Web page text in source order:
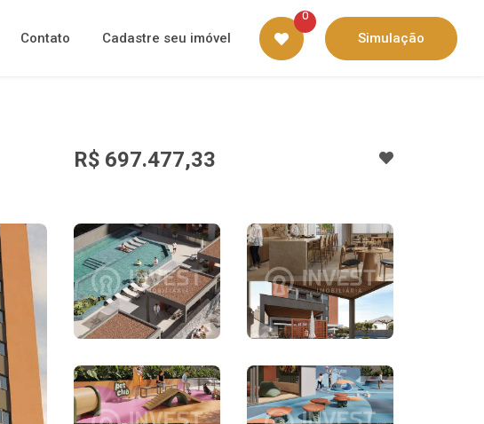
Contato Cadastre seu imóvel
0
Simulação
R$ 697.477,33